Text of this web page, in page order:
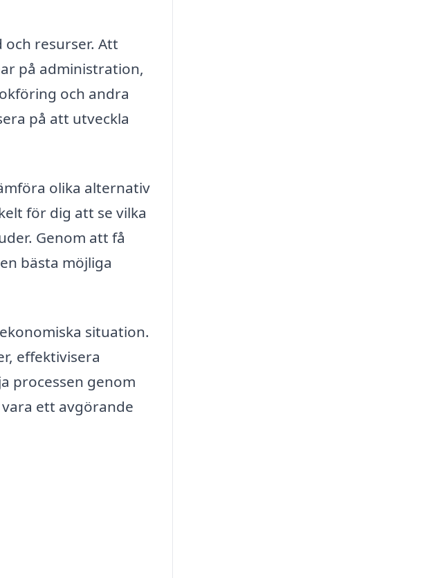
resurser. Att
på administration,
och andra
på att utveckla
olika alternativ
för dig att se vilka
Genom att få
bästa möjliga
situation.
effektivisera
processen genom
ett avgörande